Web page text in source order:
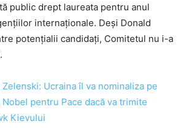
public drept laureata pentru anul
internaționale. Deși Donald
potențialii candidați, Comitetul nu i-a
Ucraina îl va nominaliza pe
pentru Pace dacă va trimite
Kievului